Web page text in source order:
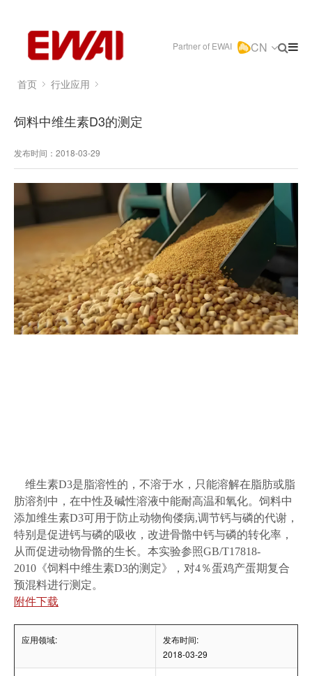
Partner of EWAI CN
首页 行业应用
饲料中维生素D3的测定
发布时间：2018-03-29
维生素D3是脂溶性的，不溶于水，只能溶解在脂肪或脂
肪溶剂中，在中性及碱性溶液中能耐高温和氧化。饲料中
添加维生素D3可用于防止动物佝偻病,调节钙与磷的代谢，
特别是促进钙与磷的吸收，改进骨骼中钙与磷的转化率，
从而促进动物骨骼的生长。本实验参照GB/T17818-
2010《饲料中维生素D3的测定》，对4％蛋鸡产蛋期复合
预混料进行测定。
附件下载
应用领域:
发布时间:
2018-03-29